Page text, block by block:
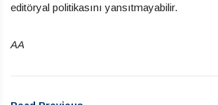
editöryal politikasını yansıtmayabilir.
AA